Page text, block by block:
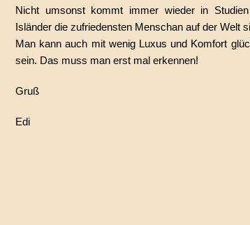
Nicht umsonst kommt immer wieder in
Isländer die zufriedensten Menschan auf der Welt
Man kann auch mit wenig Luxus und Komfort
sein. Das muss man erst mal erkennen!
Gruß
Edi